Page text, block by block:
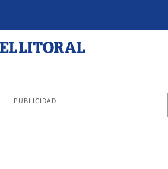
PUBLICIDAD